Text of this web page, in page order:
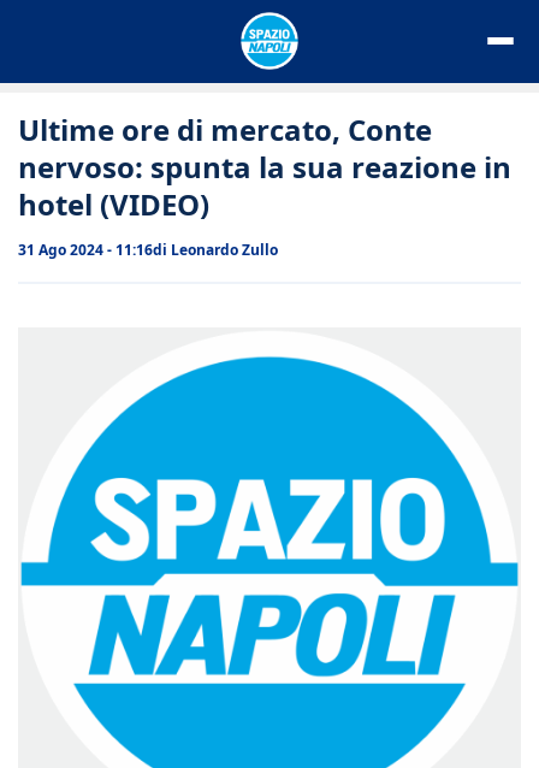
Ultime ore di mercato, Conte
nervoso: spunta la sua reazione in
hotel (VIDEO)
31 Ago 2024 - 11:16di Leonardo Zullo